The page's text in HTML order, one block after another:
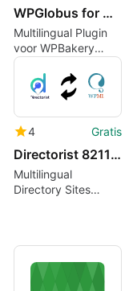
WPGlobus for WPBakery Visual Composer
Multilingual Plugin
voor WPBakery
Visual Composer
4 Gratis
Directorist 8211 WPML Integration
Multilingual
Directory Sites